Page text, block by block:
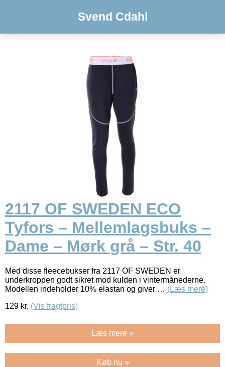
Svend Cdahl
2117 OF SWEDEN ECO
Tyfors – Mellemlagsbuks –
Dame – Mørk grå – Str. 40
Med disse fleecebukser fra 2117 OF SWEDEN er
underkroppen godt sikret mod kulden i vintermånederne.
Modellen indeholder 10% elastan og giver … (Læs mere)
129 kr. (Vis fragtpris)
Læs mere »
Køb nu »